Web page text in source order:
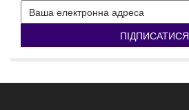
ПІДПИСАТИСЯ